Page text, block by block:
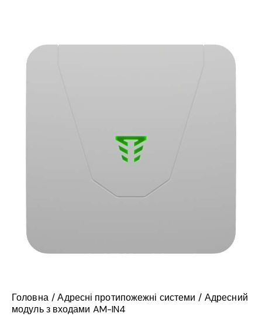
Головна Адресні протипожежні системи
Адресний
модуль з входами AM-IN4